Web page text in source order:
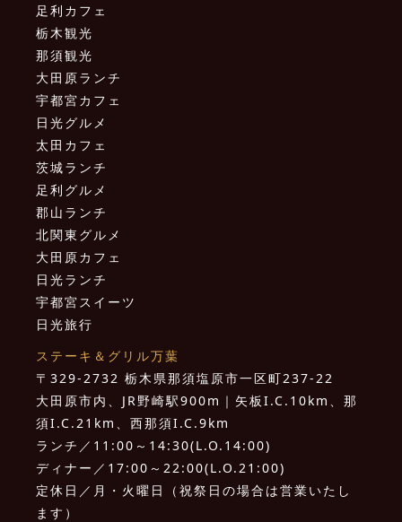
足利カフェ
栃木観光
那須観光
大田原ランチ
宇都宮カフェ
日光グルメ
太田カフェ
茨城ランチ
足利グルメ
郡山ランチ
北関東グルメ
大田原カフェ
日光ランチ
宇都宮スイーツ
日光旅行
ステーキ＆グリル万葉
〒329-2732 栃木県那須塩原市一区町237-22
大田原市内、JR野崎駅900m｜矢板I.C.10km、那
須I.C.21km、西那須I.C.9km
ランチ／11:00～14:30(L.O.14:00)
ディナー／17:00～22:00(L.O.21:00)
定休日／月・火曜日（祝祭日の場合は営業いたし
ます）